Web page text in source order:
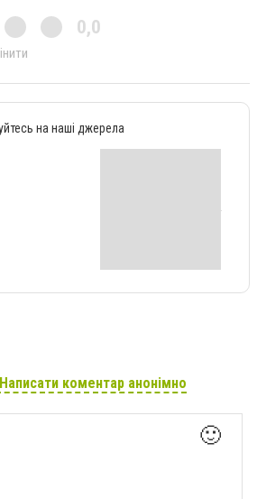
0,0
на наші джерела
Написати коментар анонімно
🙂